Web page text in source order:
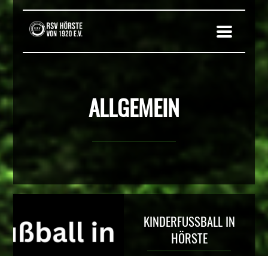
ALLGEMEIN
KINDERFUSSBALL IN H
ÖRSTE